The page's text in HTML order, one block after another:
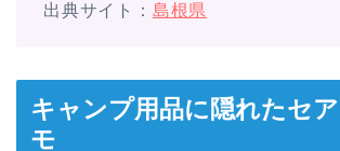
出典サイト： 島根県
キャンプ用品に隠れたセ
モ